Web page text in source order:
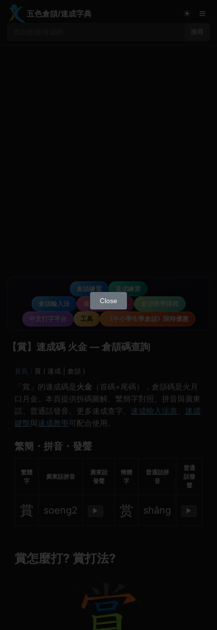
五色倉頡/速成字典
搜尋
☀ ≡
倉頡練習
速成練習
倉頡輸入法
速成輸入法教學
倉頡教學課程
中文打字平台
工具 《中小學生學倉頡》限時優惠
【賞】速成碼 火金 — 倉頡碼查詢
首頁 賞 ( 速成 | 倉頡 )
「賞」的速成碼是 火金 （首碼+尾碼），倉頡碼是火月
口月金。本頁提供拆碼圖解、繁簡字對照、拼音與廣東
話、普通話發音。更多速成查字、 速成輸入法表、 速成
鍵盤與速成教學可配合使用。
繁簡・拼音・發聲
繁體
字
廣東話拼音
廣東話
發聲
簡體
字
普通話拼
音
普通
話發
聲
賞 soeng2 ▶ 赏 shǎng ▶
賞怎麼打? 賞打法?
Close